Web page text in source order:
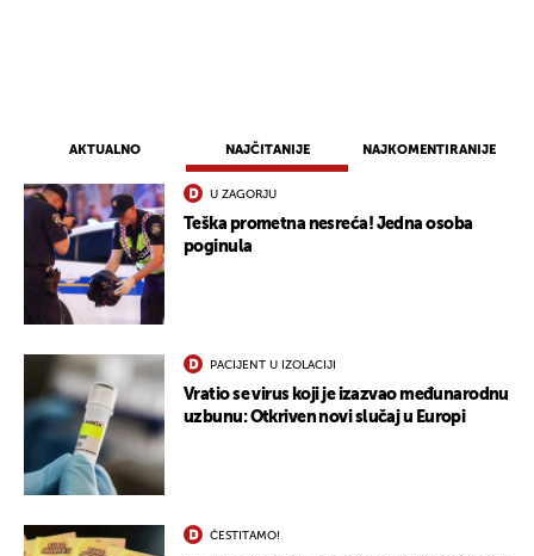
AKTUALNO NAJČITANIJE NAJKOMENTIRANIJE
U ZAGORJU
Teška prometna nesreća! Jedna osoba
poginula
PACIJENT U IZOLACIJI
Vratio se virus koji je izazvao međunarodnu
uzbunu: Otkriven novi slučaj u Europi
ČESTITAMO!
UKLJUČITE NOTIFIKACIJE